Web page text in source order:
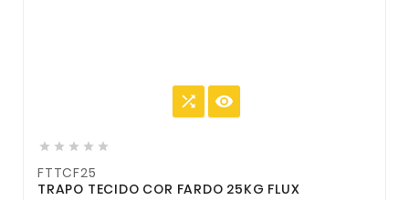
 
    
FTTCF25
TRAPO TECIDO COR FARDO 25KG FLUX